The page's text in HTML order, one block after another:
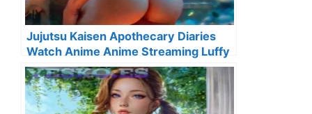
Jujutsu Kaisen Apothecary Diaries
Watch Anime Anime Streaming Luffy